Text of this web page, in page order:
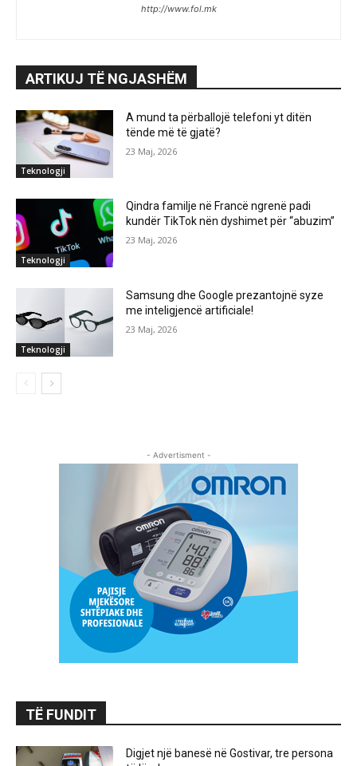
http://www.fol.mk
ARTIKUJ TË NGJASHËM
Teknologji
A mund ta përballojë telefoni yt ditën
tënde më të gjatë?
23 Maj, 2026
Teknologji
Qindra familje në Francë ngrenë padi
kundër TikTok nën dyshimet për “abuzim”
23 Maj, 2026
Teknologji
Samsung dhe Google prezantojnë syze
me inteligjencë artificiale!
23 Maj, 2026
- Advertisment -
TË FUNDIT
Digjet një banesë në Gostivar, tre persona